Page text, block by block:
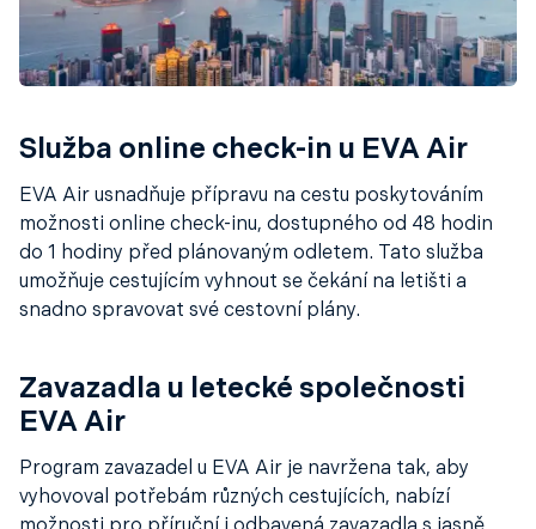
Služba online check-in u EVA Air
EVA Air usnadňuje přípravu na cestu poskytováním
možnosti online check-inu, dostupného od 48 hodin
do 1 hodiny před plánovaným odletem. Tato služba
umožňuje cestujícím vyhnout se čekání na letišti a
snadno spravovat své cestovní plány.
Zavazadla u letecké společnosti
EVA Air
Program zavazadel u EVA Air je navržena tak, aby
vyhovoval potřebám různých cestujících, nabízí